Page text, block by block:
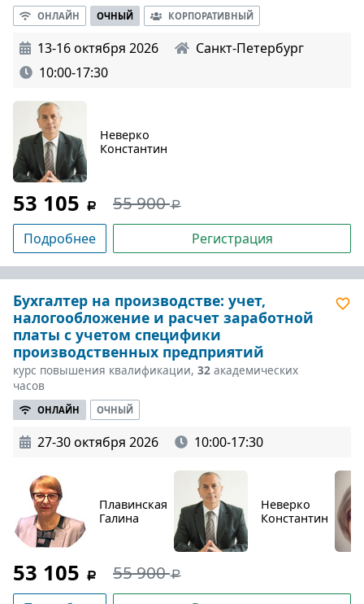
ОНЛАЙН ОЧНЫЙ КОРПОРАТИВНЫЙ
13-16 октября 2026
Санкт-Петербург
10:00-17:30
Неверко
Константин
53 105 55 900
Подробнее Регистрация
Бухгалтер на производстве: учет,
налогообложение и расчет заработной
платы с учетом специфики
производственных предприятий
курс повышения квалификации, 32 академических
часов
ОНЛАЙН ОЧНЫЙ
27-30 октября 2026 10:00-17:30
Плавинская
Галина
Неверко
Константин
53 105 55 900